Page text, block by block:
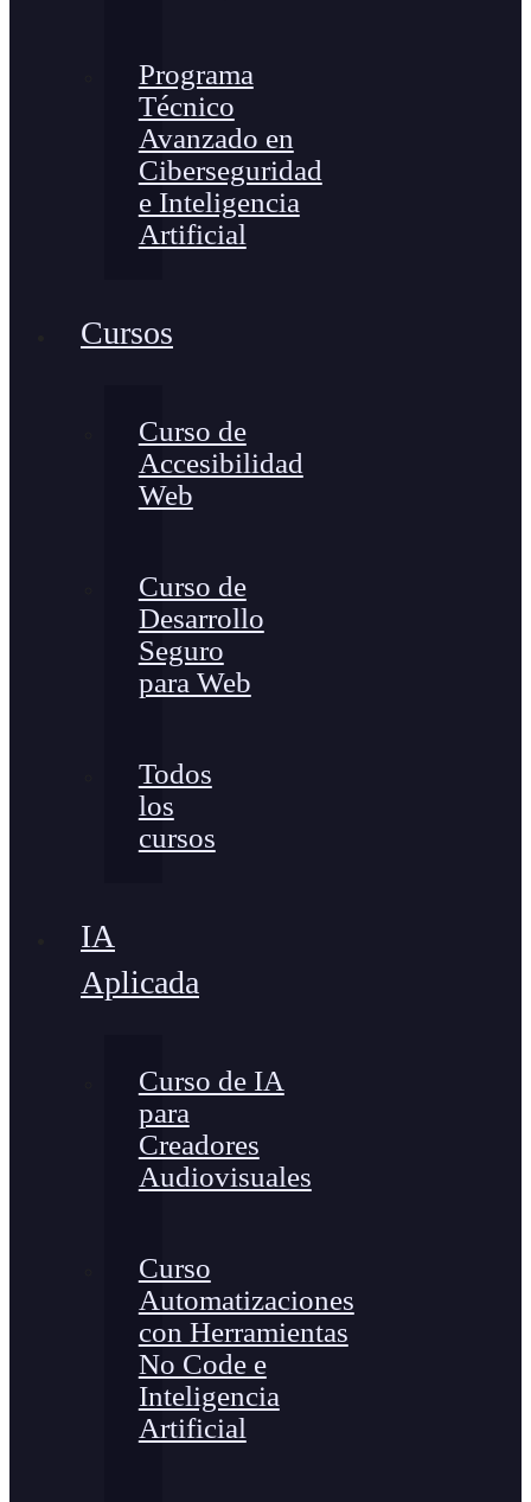
Programa
Técnico
Avanzado en
Ciberseguridad
e Inteligencia
Artificial
Cursos
Curso de
Accesibilidad
Web
Curso de
Desarrollo
Seguro
para Web
Todos
los
cursos
IA
Aplicada
Curso de IA
para
Creadores
Audiovisuales
Curso
Automatizaciones
con Herramientas
No Code e
Inteligencia
Artificial